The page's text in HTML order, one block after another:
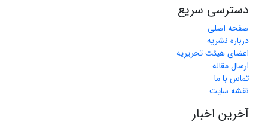
دسترسی سریع
صفحه اصلی
درباره نشریه
اعضای هیئت تحریریه
ارسال مقاله
تماس با ما
نقشه سایت
آخرین اخبار